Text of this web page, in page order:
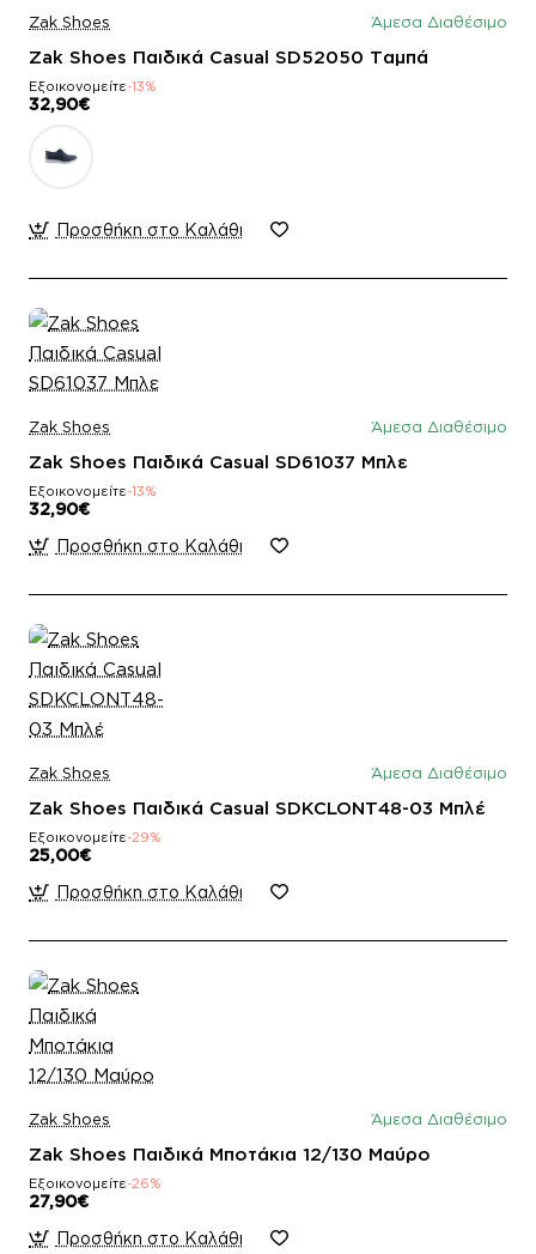
Zak Shoes Άμεσα Διαθέσιμο
Zak Shoes Παιδικά Casual SD52050 Ταμπά
Εξοικονομείτε-13%
32,90€
Προσθήκη στο Καλάθι
Zak Shoes Άμεσα Διαθέσιμο
Zak Shoes Παιδικά Casual SD61037 Μπλε
Εξοικονομείτε-13%
32,90€
Προσθήκη στο Καλάθι
Zak Shoes Άμεσα Διαθέσιμο
Zak Shoes Παιδικά Casual SDKCLONT48-03 Μπλέ
Εξοικονομείτε-29%
25,00€
Προσθήκη στο Καλάθι
Zak Shoes Άμεσα Διαθέσιμο
Zak Shoes Παιδικά Μποτάκια 12/130 Μαύρο
Εξοικονομείτε-26%
27,90€
Προσθήκη στο Καλάθι